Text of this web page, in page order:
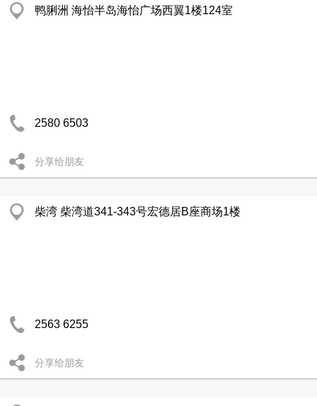
鸭脷洲 海怡半岛海怡广场西翼1楼124室
2580 6503
分享给朋友
柴湾 柴湾道341-343号宏德居B座商场1楼
2563 6255
分享给朋友